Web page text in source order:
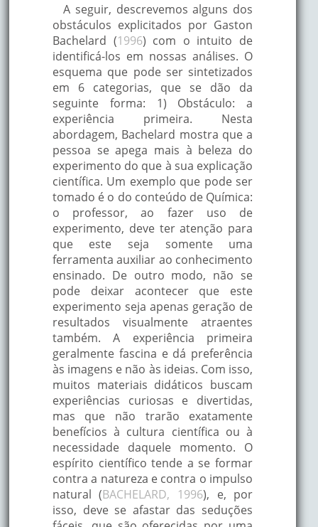
A seguir, descrevemos alguns dos
obstáculos explicitados por Gaston
Bachelard (1996) com o intuito de
identificá-los em nossas análises. O
esquema que pode ser sintetizados
em 6 categorias, que se dão da
seguinte forma: 1) Obstáculo: a
experiência primeira. Nesta
abordagem, Bachelard mostra que a
pessoa se apega mais à beleza do
experimento do que à sua explicação
científica. Um exemplo que pode ser
tomado é o do conteúdo de Química:
o professor, ao fazer uso de
experimento, deve ter atenção para
que este seja somente uma
ferramenta auxiliar ao conhecimento
ensinado. De outro modo, não se
pode deixar acontecer que este
experimento seja apenas geração de
resultados visualmente atraentes
também. A experiência primeira
geralmente fascina e dá preferência
às imagens e não às ideias. Com isso,
muitos materiais didáticos buscam
experiências curiosas e divertidas,
mas que não trarão exatamente
benefícios à cultura científica ou à
necessidade daquele momento. O
espírito científico tende a se formar
contra a natureza e contra o impulso
natural (BACHELARD, 1996), e, por
isso, deve se afastar das seduções